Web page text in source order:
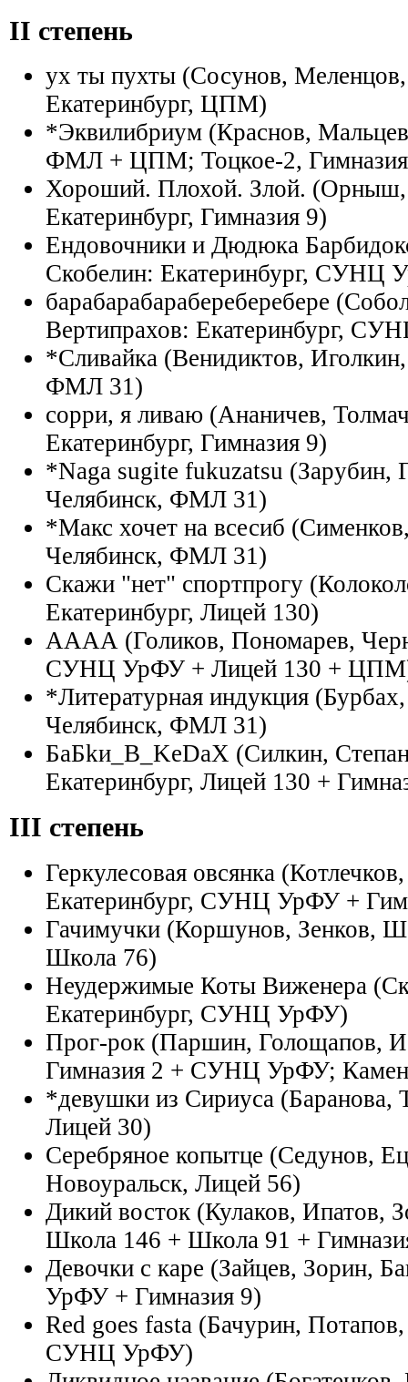
II степень
ух ты пухты (Сосунов, Меленцов,
Екатеринбург, ЦПМ)
*Эквилибриум (Краснов,
ФМЛ + ЦПМ; Тоцкое-2,
Хороший. Плохой. Злой. (Орныш,
Екатеринбург, Гимназия 9)
Ендовочники и Дюдюка
Скобелин: Екатеринбург, СУНЦ
барабарабарабереберебере
Вертипрахов: Екатеринбург,
*Сливайка (Венидиктов,
ФМЛ 31)
сорри, я ливаю (Ананичев,
Екатеринбург, Гимназия 9)
*Naga sugite fukuzatsu (Зарубин,
Челябинск, ФМЛ 31)
*Макс хочет на всесиб
Челябинск, ФМЛ 31)
Скажи "нет" спортпрогу
Екатеринбург, Лицей 130)
АААА (Голиков, Пономарев,
СУНЦ УрФУ + Лицей 130 +
*Литературная индукция
Челябинск, ФМЛ 31)
БaБkи_B_KеDаX (Силкин,
Екатеринбург, Лицей 130 +
III степень
Геркулесовая овсянка
Екатеринбург, СУНЦ УрФУ +
Гачимучки (Коршунов, Зенков,
Школа 76)
Неудержимые Коты Виженера
Екатеринбург, СУНЦ УрФУ)
Прог-рок (Паршин, Голощапов,
Гимназия 2 + СУНЦ УрФУ;
*девушки из Сириуса
Лицей 30)
Серебряное копытце (Седунов,
Новоуральск, Лицей 56)
Дикий восток (Кулаков, Ипатов,
Школа 146 + Школа 91 +
Девочки с каре (Зайцев, Зорин,
УрФУ + Гимназия 9)
Red goes fasta (Бачурин,
СУНЦ УрФУ)